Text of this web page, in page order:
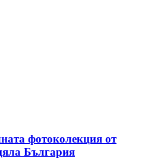
фотоколекция от
България